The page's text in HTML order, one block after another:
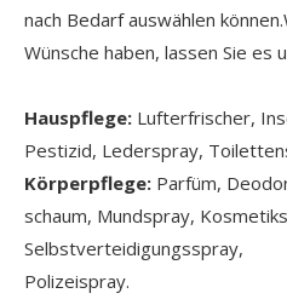
nach Bedarf auswählen
Wünsche haben, lassen Sie
Hauspflege: Lufterfrischer,
Pestizid, Lederspray,
Körperpflege: Parfüm,
schaum, Mundspray,
Selbstverteidigungsspray,
Polizeispray.